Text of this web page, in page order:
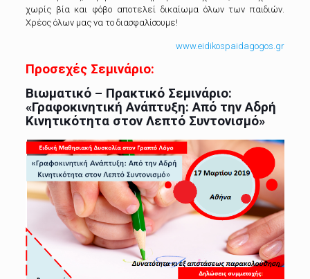
χωρίς βία και φόβο αποτελεί δικαίωμα όλων των παιδιών.
Χρέος όλων μας να το διασφαλίσουμε!
www.eidikospaidagogos.gr
Προσεχές Σεμινάριο:
Βιωματικό – Πρακτικό Σεμινάριο:
«Γραφοκινητική Ανάπτυξη: Από την Αδρή
Κινητικότητα στον Λεπτό Συντονισμό»